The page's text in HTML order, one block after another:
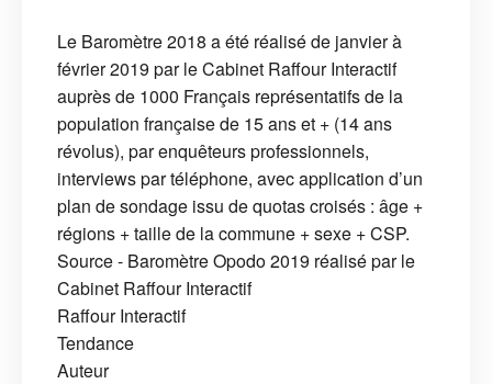
Le Baromètre 2018 a été réalisé de janvier à
février 2019 par le Cabinet Raffour Interactif
auprès de 1000 Français représentatifs de la
population française de 15 ans et + (14 ans
révolus), par enquêteurs professionnels,
interviews par téléphone, avec application d’un
plan de sondage issu de quotas croisés : âge +
régions + taille de la commune + sexe + CSP.
Source - Baromètre Opodo 2019 réalisé par le
Cabinet Raffour Interactif
Raffour Interactif
Tendance
Auteur